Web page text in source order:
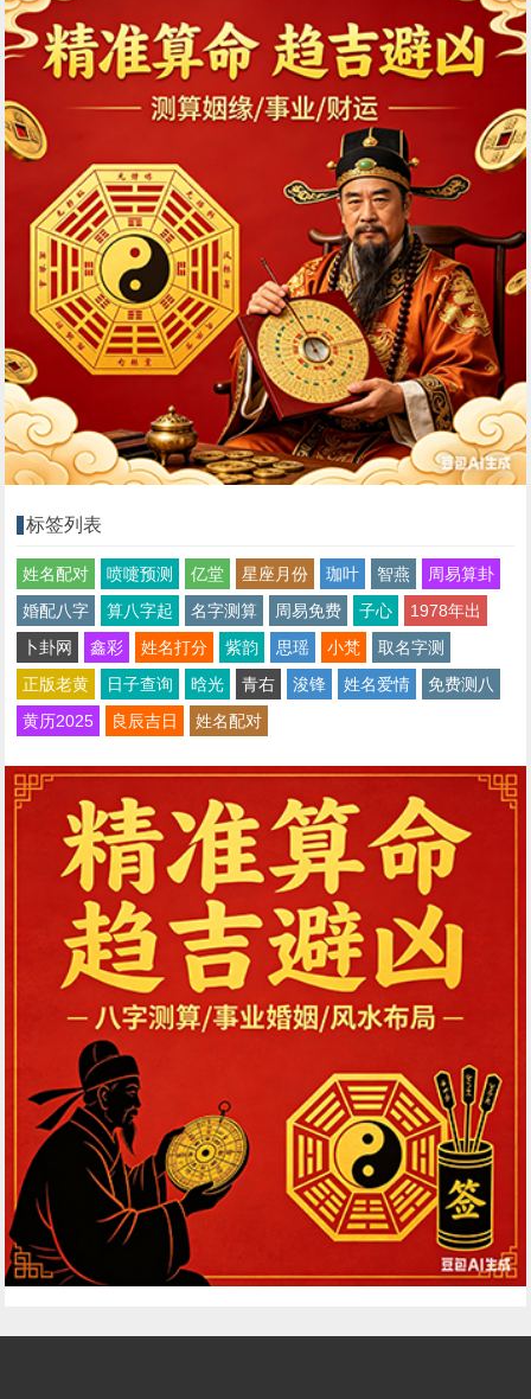
标签列表
姓名配对 喷嚏预测 亿堂 星座月份 珈叶 智燕
周易算卦
婚配八字
算八字起 名字测算 周易免费 子心
1978年出
卜卦网
鑫彩 姓名打分 紫韵 思瑶 小梵
取名字测
正版老黄
日子查询 晗光 青右 浚锋 姓名爱情
免费测八
黄历2025
良辰吉日 姓名配对